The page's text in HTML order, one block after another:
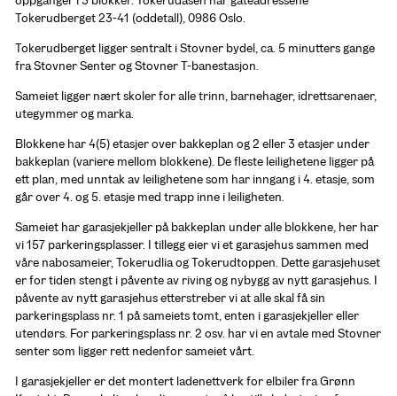
Tokerudberget 23-41 (oddetall), 0986 Oslo.
Tokerudberget ligger sentralt i Stovner bydel, ca. 5 minutters gange
fra Stovner Senter og Stovner T-banestasjon.
Sameiet ligger nært skoler for alle trinn, barnehager, idrettsarenaer,
utegymmer og marka.
Blokkene har 4(5) etasjer over bakkeplan og 2 eller 3 etasjer under
bakkeplan (variere mellom blokkene). De fleste leilighetene ligger på
ett plan, med unntak av leilighetene som har inngang i 4. etasje, som
går over 4. og 5. etasje med trapp inne i leiligheten.
Sameiet har garasjekjeller på bakkeplan under alle blokkene, her har
vi 157 parkeringsplasser. I tillegg eier vi et garasjehus sammen med
våre nabosameier, Tokerudlia og Tokerudtoppen. Dette garasjehuset
er for tiden stengt i påvente av riving og nybygg av nytt garasjehus. I
påvente av nytt garasjehus etterstreber vi at alle skal få sin
parkeringsplass nr. 1 på sameiets tomt, enten i garasjekjeller eller
utendørs. For parkeringsplass nr. 2 osv. har vi en avtale med Stovner
senter som ligger rett nedenfor sameiet vårt.
I garasjekjeller er det montert ladenettverk for elbiler fra Grønn